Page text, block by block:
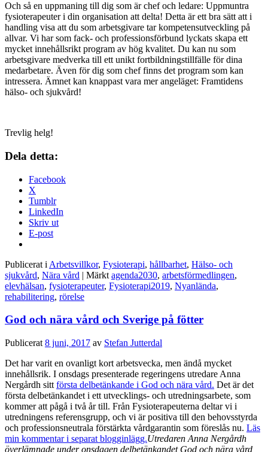
Och så en uppmaning till dig som är chef och ledare: Uppmuntra
fysioterapeuter i din organisation att delta! Detta är ett bra sätt att i
handling visa att du som arbetsgivare tar kompetensutveckling på
allvar. Vi har som fack- och professionsförbund lyckats skapa ett
mycket innehållsrikt program av hög kvalitet. Du kan nu som
arbetsgivare medverka till ett unikt fortbildningstillfälle för dina
medarbetare. Även för dig som chef finns det program som kan
intressera. Ämnet kan knappast vara mer angeläget: Framtidens
hälso- och sjukvård!
Trevlig helg!
Dela detta:
Facebook
X
Tumblr
LinkedIn
Skriv ut
E-post
Publicerat i Arbetsvillkor, Fysioterapi, hållbarhet, Hälso- och
sjukvård, Nära vård | Märkt agenda2030, arbetsförmedlingen,
elevhälsan, fysioterapeuter, Fysioterapi2019, Nyanlända,
rehabilitering, rörelse
God och nära vård och Sverige på fötter
Publicerat 8 juni, 2017 av Stefan Jutterdal
Det har varit en ovanligt kort arbetsvecka, men ändå mycket
innehållsrik. I onsdags presenterade regeringens utredare Anna
Nergårdh sitt första delbetänkande i God och nära vård. Det är det
första delbetänkandet i ett utvecklings- och utredningsarbete, som
kommer att pågå i två år till. Från Fysioterapeuterna deltar vi i
utredningens referensgrupp, och vi är positiva till den behovsstyrda
och professionsneutrala förstärkta vårdgarantin som föreslås nu. Läs
min kommentar i separat blogginlägg.Utredaren Anna Nergårdh
överlämnade under onsdagen delbetänkandet God och nära vård